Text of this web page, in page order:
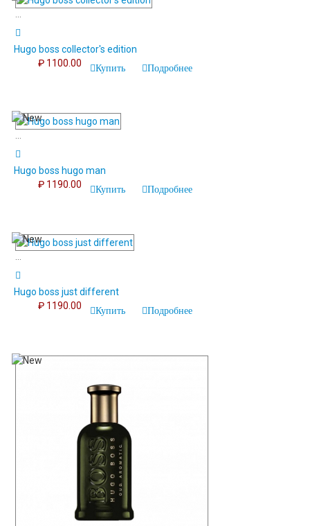
...
Hugo boss collector's edition
₽ 1100.00
Купить Подробнее
...
Hugo boss hugo man
₽ 1190.00
Купить Подробнее
...
Hugo boss just different
₽ 1190.00
Купить Подробнее